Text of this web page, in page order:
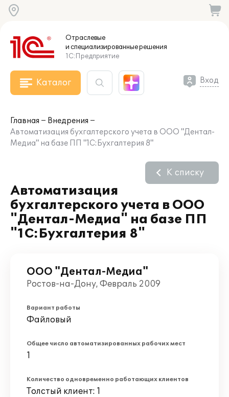
Отраслевые
и специализированныерешения
1С:Предприятие
Каталог Вход
Главная
Внедрения
Автоматизация бухгалтерского учета в ООО "Дентал-
Медиа" на базе ПП "1С:Бухгалтерия 8"
Автоматизация
бухгалтерского учета в ООО
"Дентал-Медиа" на базе ПП
"1С:Бухгалтерия 8"
К списку
ООО "Дентал-Медиа"
Ростов-на-Дону, Февраль 2009
Вариант работы
Файловый
Общее число автоматизированных рабочих мест
1
Количество одновременно работающих клиентов
Толстый клиент: 1